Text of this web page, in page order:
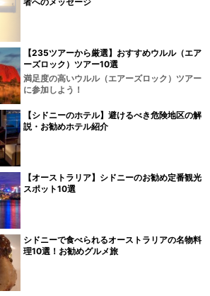
【235ツアーから厳選】おすすめウルル（エア
ーズロック）ツアー10選
満足度の高いウルル（エアーズロック）ツアー
に参加しよう！
【シドニーのホテル】避けるべき危険地区の解
説・お勧めホテル紹介
【オーストラリア】シドニーのお勧め定番観光
スポット10選
シドニーで食べられるオーストラリアの名物料
理10選！お勧めグルメ旅